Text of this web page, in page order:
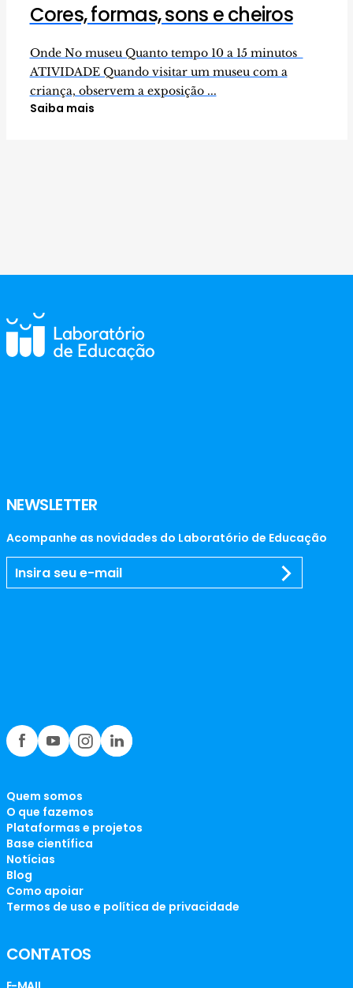
Cores, formas, sons e cheiros
Onde No museu Quanto tempo 10 a 15 minutos
ATIVIDADE Quando visitar um museu com a
criança, observem a exposição ...
Saiba mais
NEWSLETTER
Acompanhe as novidades do Laboratório de Educação
Quem somos
O que fazemos
Plataformas e projetos
Base científica
Notícias
Blog
Como apoiar
Termos de uso e política de privacidade
CONTATOS